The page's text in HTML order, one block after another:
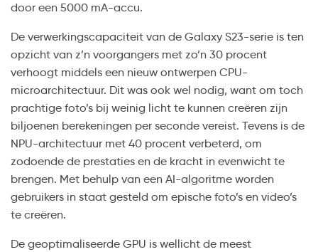
door een 5000 mA-accu.
De verwerkingscapaciteit van de Galaxy S23-serie is ten
opzicht van z’n voorgangers met zo’n 30 procent
verhoogt middels een nieuw ontwerpen CPU-
microarchitectuur. Dit was ook wel nodig, want om toch
prachtige foto’s bij weinig licht te kunnen creëren zijn
biljoenen berekeningen per seconde vereist. Tevens is de
NPU-architectuur met 40 procent verbeterd, om
zodoende de prestaties en de kracht in evenwicht te
brengen. Met behulp van een AI-algoritme worden
gebruikers in staat gesteld om epische foto’s en video’s
te creëren.
De geoptimaliseerde GPU is wellicht de meest